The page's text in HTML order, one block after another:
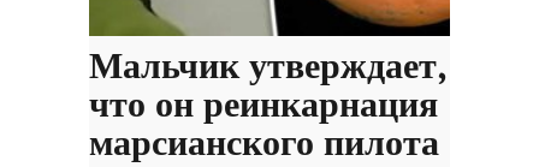
Мальчик утверждает,
что он реинкарнация
марсианского пилота